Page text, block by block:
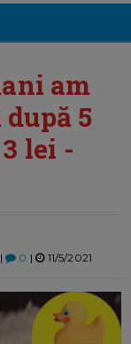
am
5
lei -
| 0 | 11/5/2021